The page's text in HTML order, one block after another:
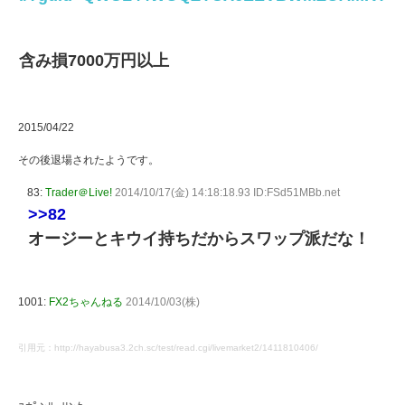
含み損7000万円以上
2015/04/22
その後退場されたようです。
83: Trader＠Live! 2014/10/17(金) 14:18:18.93 ID:FSd51MBb.net
>>82
オージーとキウイ持ちだからスワップ派だな！
1001: FX2ちゃんねる 2014/10/03(株)
引用元：http://hayabusa3.2ch.sc/test/read.cgi/livemarket2/1411810406/